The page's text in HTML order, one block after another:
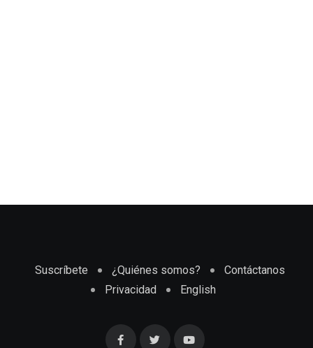
Suscríbete ¿Quiénes somos?
Contáctanos
Privacidad
English